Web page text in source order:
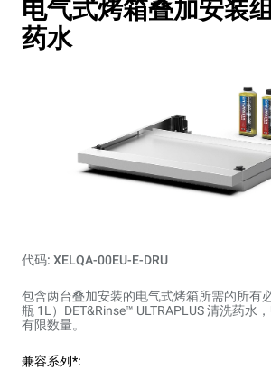
电气式烤箱叠加安装
药水
代码: XELQA-00EU-E-DRU
包含两台叠加安装的电气式烤箱所需的所有
瓶 1L）DET&Rinse™ ULTRAPLUS 清洗药水
有限数量。
兼容系列*: